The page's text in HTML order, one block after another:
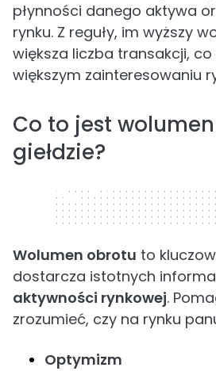
płynności danego aktywa
rynku. Z reguły, im wyższy
większa liczba transakcji,
większym zainteresowaniu
Co to jest
giełdzie?
320 x 50
Wolumen obrotu to
dostarcza istotnych
aktywności rynkowej.
zrozumieć, czy na rynku
Optymizm